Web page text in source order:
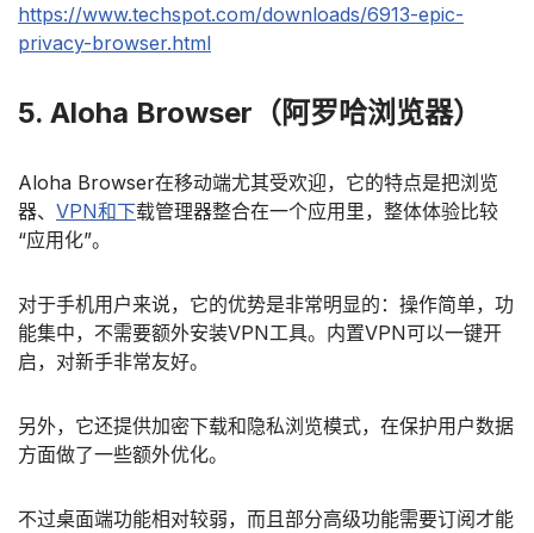
https://www.techspot.com/downloads/6913-epic-
privacy-browser.html
5. Aloha Browser（阿罗哈浏览器）
Aloha Browser在移动端尤其受欢迎，它的特点是把浏览
器、 VPN和下载管理器整合在一个应用里，整体体验比较
“应用化”。
对于手机用户来说，它的优势是非常明显的：操作简单，功
能集中，不需要额外安装VPN工具。内置VPN可以一键开
启，对新手非常友好。
另外，它还提供加密下载和隐私浏览模式，在保护用户数据
方面做了一些额外优化。
不过桌面端功能相对较弱，而且部分高级功能需要订阅才能